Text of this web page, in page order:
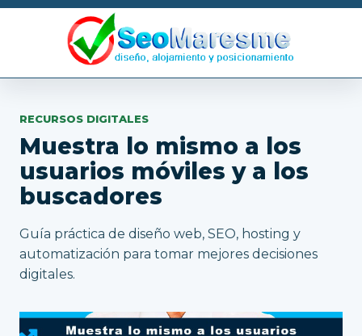
RECURSOS DIGITALES
Muestra lo mismo a los
usuarios móviles y a los
buscadores
Guía práctica de diseño web, SEO, hosting y
automatización para tomar mejores decisiones
digitales.